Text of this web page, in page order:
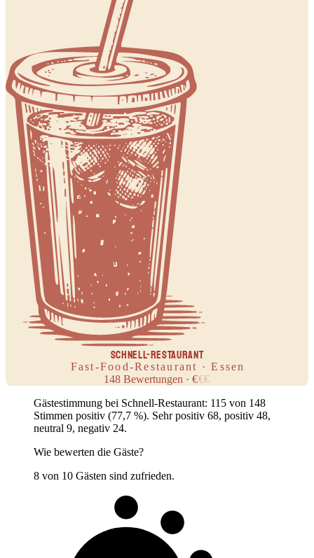
SCHNELL-RESTAURANT
Fast-Food-Restaurant · Essen
148 Bewertungen ·€€€
Gästestimmung bei Schnell-Restaurant: 115 von 148
Stimmen positiv (77,7 %). Sehr positiv 68, positiv 48,
neutral 9, negativ 24.
Wie bewerten die Gäste?
8 von 10 Gästen sind zufrieden.